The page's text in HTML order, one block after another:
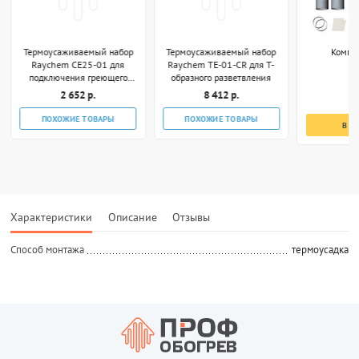
Термоусаживаемый набор
Raychem CE25-01 для
подключения греющего
кабеля к коробке
2 652 р.
ПОХОЖИЕ ТОВАРЫ
Термоусаживаемый набор
Raychem TE-01-CR для Т-
образного разветвления
8 412 р.
ПОХОЖИЕ ТОВАРЫ
В
Характеристики Описание Отзывы
Способ монтажа термоусадка